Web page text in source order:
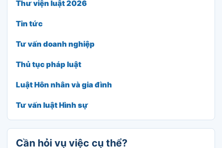
Thư viện luật 2026
Tin tức
Tư vấn doanh nghiệp
Thủ tục pháp luật
Luật Hôn nhân và gia đình
Tư vấn luật Hình sự
Cần hỏi vụ việc cụ thể?